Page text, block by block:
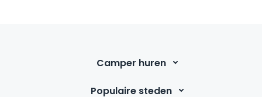
Camper huren
Populaire steden